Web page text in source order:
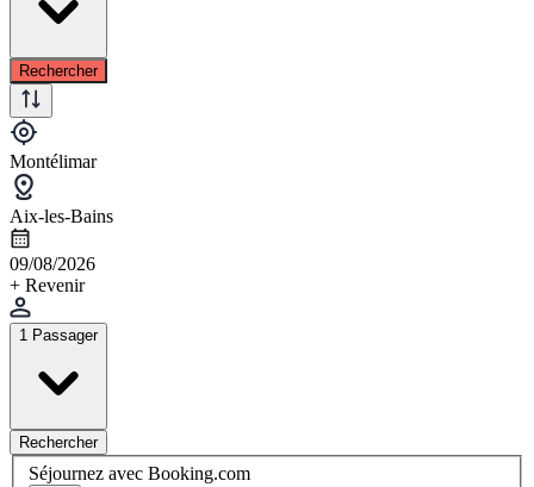
Rechercher
Montélimar
Aix-les-Bains
09/08/2026
+ Revenir
1 Passager
Rechercher
Séjournez avec Booking.com